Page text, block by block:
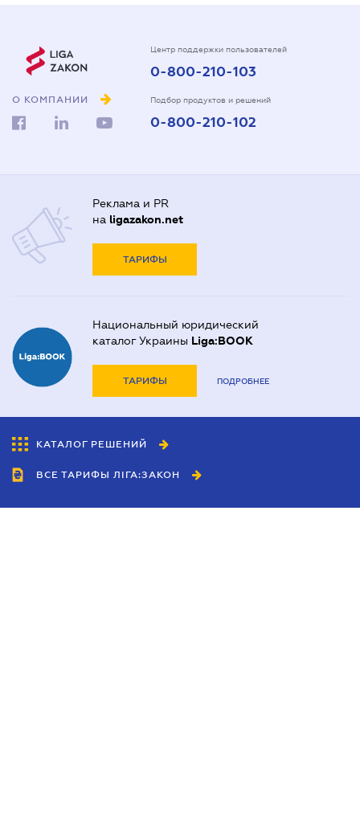
О КОМПАНИИ
Центр поддержки пользователей
0-800-210-103
Подбор продуктов и решений
0-800-210-102
Реклама и PR
на ligazakon.net
ТАРИФЫ
Национальный юридический
каталог Украины Liga:BOOK
ТАРИФЫ ПОДРОБНЕЕ
КАТАЛОГ РЕШЕНИЙ
ВСЕ ТАРИФЫ ЛІГА:ЗАКОН